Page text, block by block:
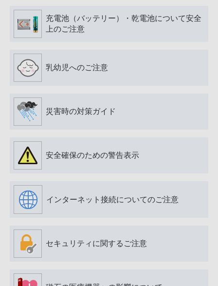
充電池（バッテリー）・乾電池について安全
上のご注意
乳幼児へのご注意
災害時の対策ガイド
安全確保のための警告表示
インターネット接続についてのご注意
セキュリティに関するご注意